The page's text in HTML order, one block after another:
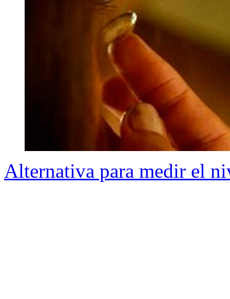
Alternativa para medir el